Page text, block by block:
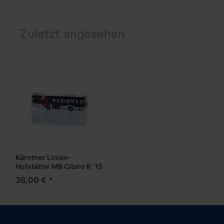
Zuletzt angesehen
Kärntner Linien-
Hofstätter MB Citaro K´15
(AT
36,00 € *